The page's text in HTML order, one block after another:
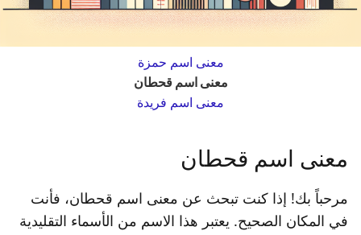
معنى اسم حمزة
معنى اسم قحطان
معنى اسم فريدة
معنى اسم قحطان
مرحباً بك! إذا كنت تبحث عن معنى اسم قحطان، فأنت
في المكان الصحيح. يعتبر هذا الاسم من الأسماء التقليدية